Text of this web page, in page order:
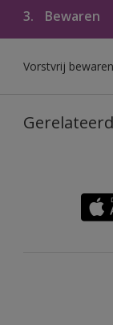
3. Bewaren
Vorstvrij bewaren